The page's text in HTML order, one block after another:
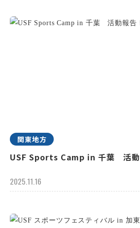
関東地方
USF Sports Camp in 千葉 活動
2025.11.16